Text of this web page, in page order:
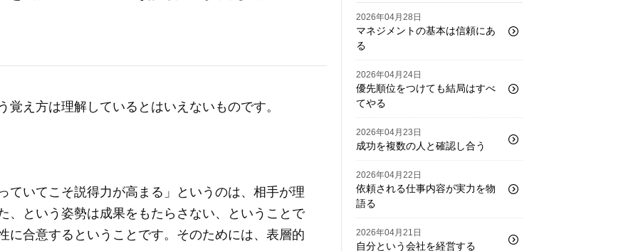
覚え方は理解しているとはいえないものです。
ていてこそ説得力が高まる」というのは、相手が理
、という姿勢は成果をもたらさない、ということで
に合意するということです。そのためには、表層的
2026年04月28日
マネジメントの基本は信頼にあ
る
2026年04月24日
優先順位をつけても結局はすべ
てやる
2026年04月23日
成功を複数の人と確認し合う
2026年04月22日
依頼される仕事内容が実力を物
語る
2026年04月21日
自分という会社を経営する